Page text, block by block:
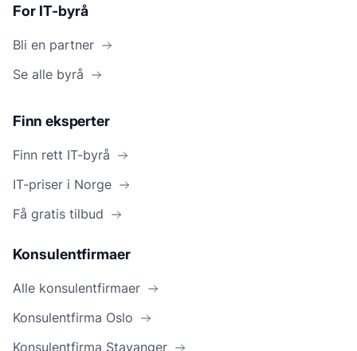
For IT-byrå
Bli en partner
Se alle byrå
Finn eksperter
Finn rett IT-byrå
IT-priser i Norge
Få gratis tilbud
Konsulentfirmaer
Alle konsulentfirmaer
Konsulentfirma Oslo
Konsulentfirma Stavanger